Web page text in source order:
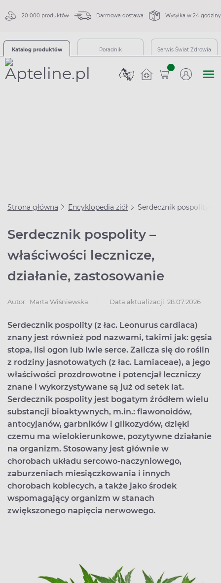
20 000 produktów Darmowa dostawa Wysyłka w 24 godziny
Katalog produktów Poradnik Serwis Świat Zdrowia
sztuk
Strona główna Encyklopedia ziół Serdecznik pospolity –
Serdecznik pospolity –
właściwości lecznicze,
działanie, zastosowanie
Autor: Marta Wiśniewska Data aktualizacji: 28.07.2026
Serdecznik pospolity (z łac. Leonurus cardiaca)
znany jest również pod nazwami, takimi jak: gęsia
stopa, lisi ogon lub lwie serce. Zalicza się do roślin
z rodziny jasnotowatych (z łac. Lamiaceae), a jego
właściwości prozdrowotne i potencjał leczniczy
znane i wykorzystywane są już od setek lat.
Serdecznik pospolity jest bogatym źródłem wielu
substancji bioaktywnych, m.in.: flawonoidów,
antocyjanów, garbników i glikozydów, dzięki
czemu ma wielokierunkowe, pozytywne działanie
na organizm. Stosowany jest głównie w
chorobach układu sercowo-naczyniowego,
zaburzeniach miesiączkowania i innych
chorobach kobiecych, a także jako środek
wspomagający organizm w stanach
zwiększonego napięcia nerwowego.